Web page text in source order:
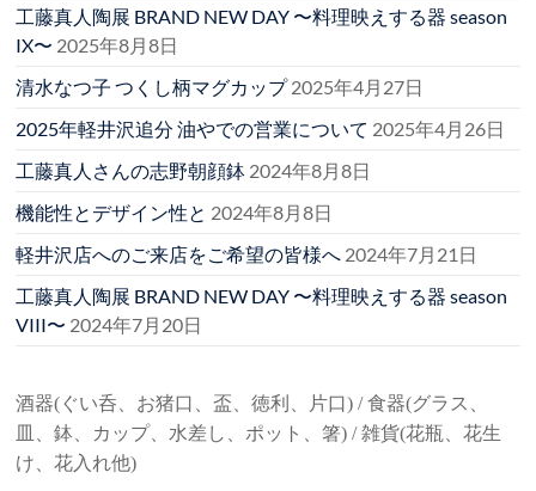
工藤真人陶展 BRAND NEW DAY 〜料理映えする器 season
IX〜 2025年8月8日
清水なつ子 つくし柄マグカップ2025年4月27日
2025年軽井沢追分 油やでの営業について 2025年4月26日
工藤真人さんの志野朝顔鉢 2024年8月8日
機能性とデザイン性と 2024年8月8日
軽井沢店へのご来店をご希望の皆様へ 2024年7月21日
工藤真人陶展 BRAND NEW DAY 〜料理映えする器 season
VIII〜 2024年7月20日
酒器(ぐい呑、お猪口、盃、徳利、片口) / 食器(グラス、
皿、鉢、カップ、水差し、ポット、箸) / 雑貨(花瓶、花生
け、花入れ他)